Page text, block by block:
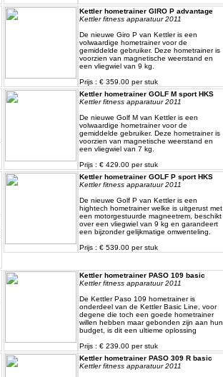
Kettler hometrainer GIRO P advantage
Kettler fitness apparatuur 2011
De nieuwe Giro P van Kettler is een
volwaardige hometrainer voor de
gemiddelde gebruiker. Deze hometrainer is
voorzien van magnetische weerstand en
een vliegwiel van 9 kg.
Prijs : € 359.00 per stuk
Kettler hometrainer GOLF M sport HKS
Kettler fitness apparatuur 2011
De nieuwe Golf M van Kettler is een
volwaardige hometrainer voor de
gemiddelde gebruiker. Deze hometrainer is
voorzien van magnetische weerstand en
een vliegwiel van 7 kg.
Prijs : € 429.00 per stuk
Kettler hometrainer GOLF P sport HKS
Kettler fitness apparatuur 2011
De nieuwe Golf P van Kettler is een
hightech hometrainer welke is uitgerust met
een motorgestuurde magneetrem, beschikt
over een vliegwiel van 9 kg en garandeert
een bijzonder gelijkmatige omwenteling.
Prijs : € 539.00 per stuk
Kettler hometrainer PASO 109 basic
Kettler fitness apparatuur 2011
De Kettler Paso 109 hometrainer is
onderdeel van de Kettler Basic Line, voor
degene die toch een goede hometrainer
willen hebben maar gebonden zijn aan hun
budget, is dit een ultieme oplossing
Prijs : € 239.00 per stuk
Kettler hometrainer PASO 309 R basic
Kettler fitness apparatuur 2011